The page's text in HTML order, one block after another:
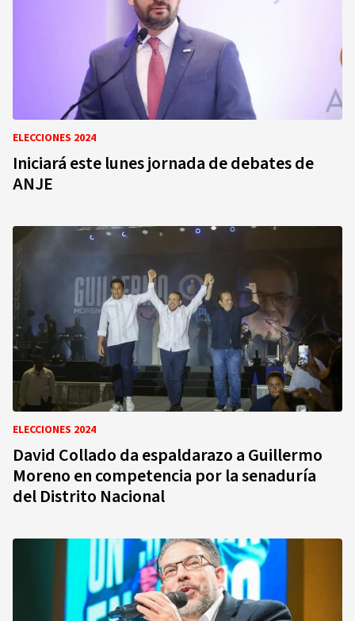
ELECCIONES 2024
Iniciará este lunes jornada de debates de
ANJE
ELECCIONES 2024
David Collado da espaldarazo a Guillermo
Moreno en competencia por la senaduría
del Distrito Nacional